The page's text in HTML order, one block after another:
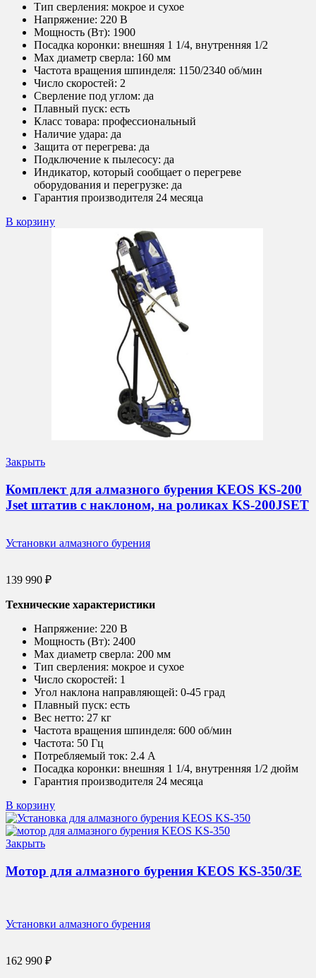
Тип сверления: мокрое и сухое
Напряжение: 220 В
Мощность (Вт): 1900
Посадка коронки: внешняя 1 1/4, внутренняя 1/2
Max диаметр сверла: 160 мм
Частота вращения шпинделя: 1150/2340 об/мин
Число скоростей: 2
Сверление под углом: да
Плавный пуск: есть
Класс товара: профессиональный
Наличие удара: да
Защита от перегрева: да
Подключение к пылесосу: да
Индикатор, который сообщает о перегреве
оборудования и перегрузке: да
Гарантия производителя 24 месяца
В корзину
Закрыть
Комплект для алмазного бурения KEOS KS-200
Jset штатив с наклоном, на роликах KS-200JSET
Установки алмазного бурения
139 990 ₽
Технические характеристики
Напряжение: 220 В
Мощность (Вт): 2400
Max диаметр сверла: 200 мм
Тип сверления: мокрое и сухое
Число скоростей: 1
Угол наклона направляющей: 0-45 град
Плавный пуск: есть
Вес нетто: 27 кг
Частота вращения шпинделя: 600 об/мин
Частота: 50 Гц
Потребляемый ток: 2.4 А
Посадка коронки: внешняя 1 1/4, внутренняя 1/2 дюйм
Гарантия производителя 24 месяца
В корзину
Закрыть
Мотор для алмазного бурения KEOS KS-350/3E
Установки алмазного бурения
162 990 ₽